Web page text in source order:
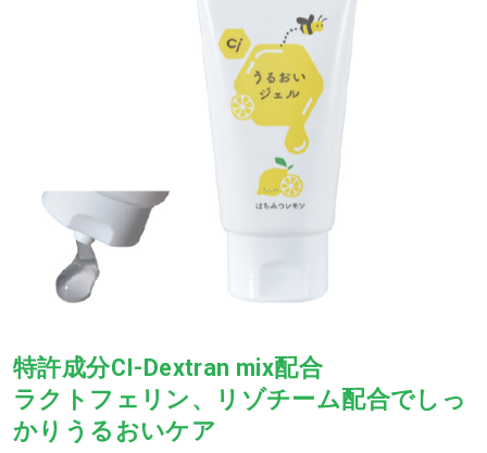
特許成分CI-Dextran mix配合
ラクトフェリン、リゾチーム配合でしっ
かりうるおいケア